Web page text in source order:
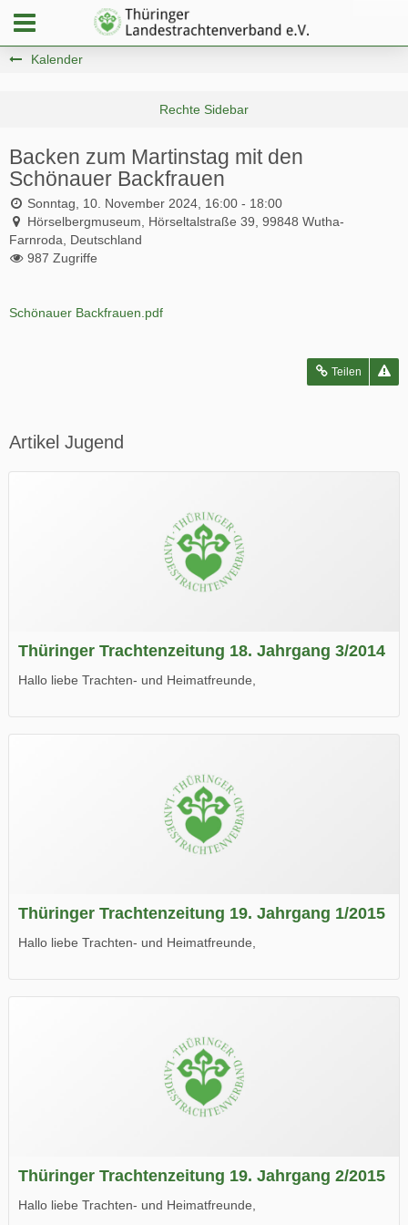
Kalender
Backen zum Martinstag mit den
Schönauer Backfrauen
Sonntag, 10. November 2024, 16:00 - 18:00
Hörselbergmuseum, Hörseltalstraße 39, 99848 Wutha-
Farnroda, Deutschland
987 Zugriffe
Schönauer Backfrauen.pdf
Teilen
Artikel Jugend
Thüringer Trachtenzeitung 18. Jahrgang 3/2014
Hallo liebe Trachten- und Heimatfreunde,
Wir wünschen Euch viel Spaß beim Lesen.
Thüringer Trachtenzeitung 19. Jahrgang 1/2015
Hallo liebe Trachten- und Heimatfreunde,
Wir wünschen Euch viel Spaß beim Lesen.
Thüringer Trachtenzeitung 19. Jahrgang 2/2015
Hallo liebe Trachten- und Heimatfreunde,